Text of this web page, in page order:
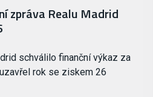
zpráva Realu Madrid
schválilo finanční výkaz za
rok se ziskem 26